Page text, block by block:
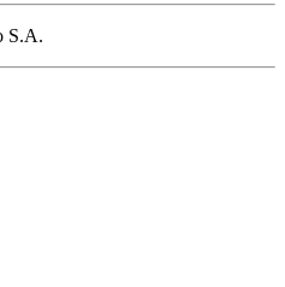
S.A.